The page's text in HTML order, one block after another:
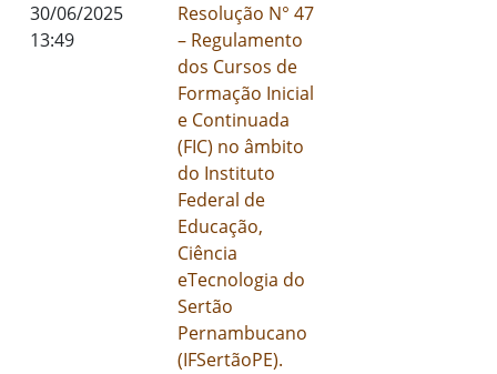
30/06/2025
13:49
Resolução N° 47
– Regulamento
dos Cursos de
Formação Inicial
e Continuada
(FIC) no âmbito
do Instituto
Federal de
Educação,
Ciência
eTecnologia do
Sertão
Pernambucano
(IFSertãoPE).